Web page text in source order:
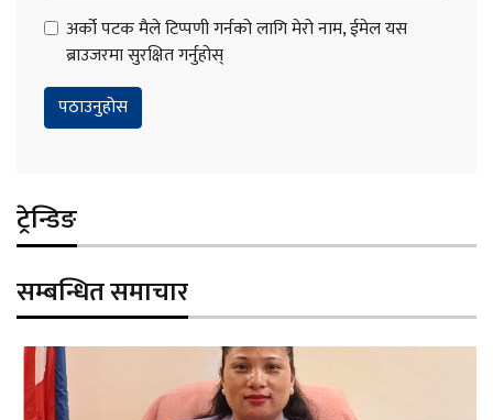
अर्को पटक मैले टिप्पणी गर्नको लागि मेरो नाम, ईमेल यस
ब्राउजरमा सुरक्षित गर्नुहोस्
ट्रेन्डिङ
सम्बन्धित समाचार